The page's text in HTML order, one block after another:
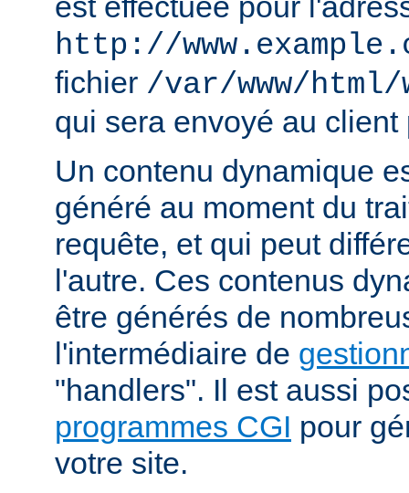
http://
fichier /var/www/
qui sera envoyé au client
Un contenu dynamique
généré au moment du
requête, et qui peut
l'autre. Ces contenus
être générés de
l'intermédiaire de
"handlers". Il est aussi
programmes CGI pour
votre site.